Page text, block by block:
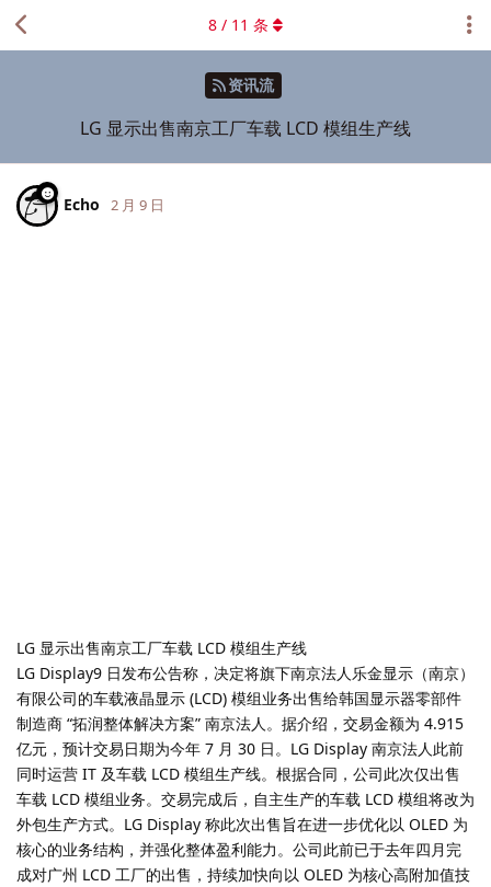
资讯流
LG 显示出售南京工厂车载 LCD 模组生产线
8 / 11 条
Echo 2 月 9 日
LG 显示出售南京工厂车载 LCD 模组生产线
LG Display9 日发布公告称，决定将旗下南京法人乐金显示（南京）
有限公司的车载液晶显示 (LCD) 模组业务出售给韩国显示器零部件
制造商 “拓润整体解决方案” 南京法人。据介绍，交易金额为 4.915
亿元，预计交易日期为今年 7 月 30 日。LG Display 南京法人此前
同时运营 IT 及车载 LCD 模组生产线。根据合同，公司此次仅出售
车载 LCD 模组业务。交易完成后，自主生产的车载 LCD 模组将改为
外包生产方式。LG Display 称此次出售旨在进一步优化以 OLED 为
核心的业务结构，并强化整体盈利能力。公司此前已于去年四月完
成对广州 LCD 工厂的出售，持续加快向以 OLED 为核心高附加值技